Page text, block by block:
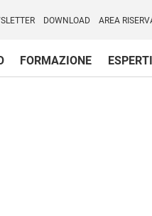
DOWNLOAD AREA
FORMAZIONE